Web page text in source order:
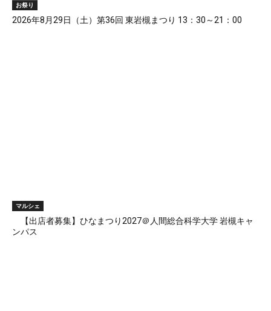
お祭り
2026年8月29日（土）第36回 東岩槻まつり 13：30～21：00
マルシェ
【出店者募集】ひなまつり2027＠人間総合科学大学 岩槻キャ
ンパス